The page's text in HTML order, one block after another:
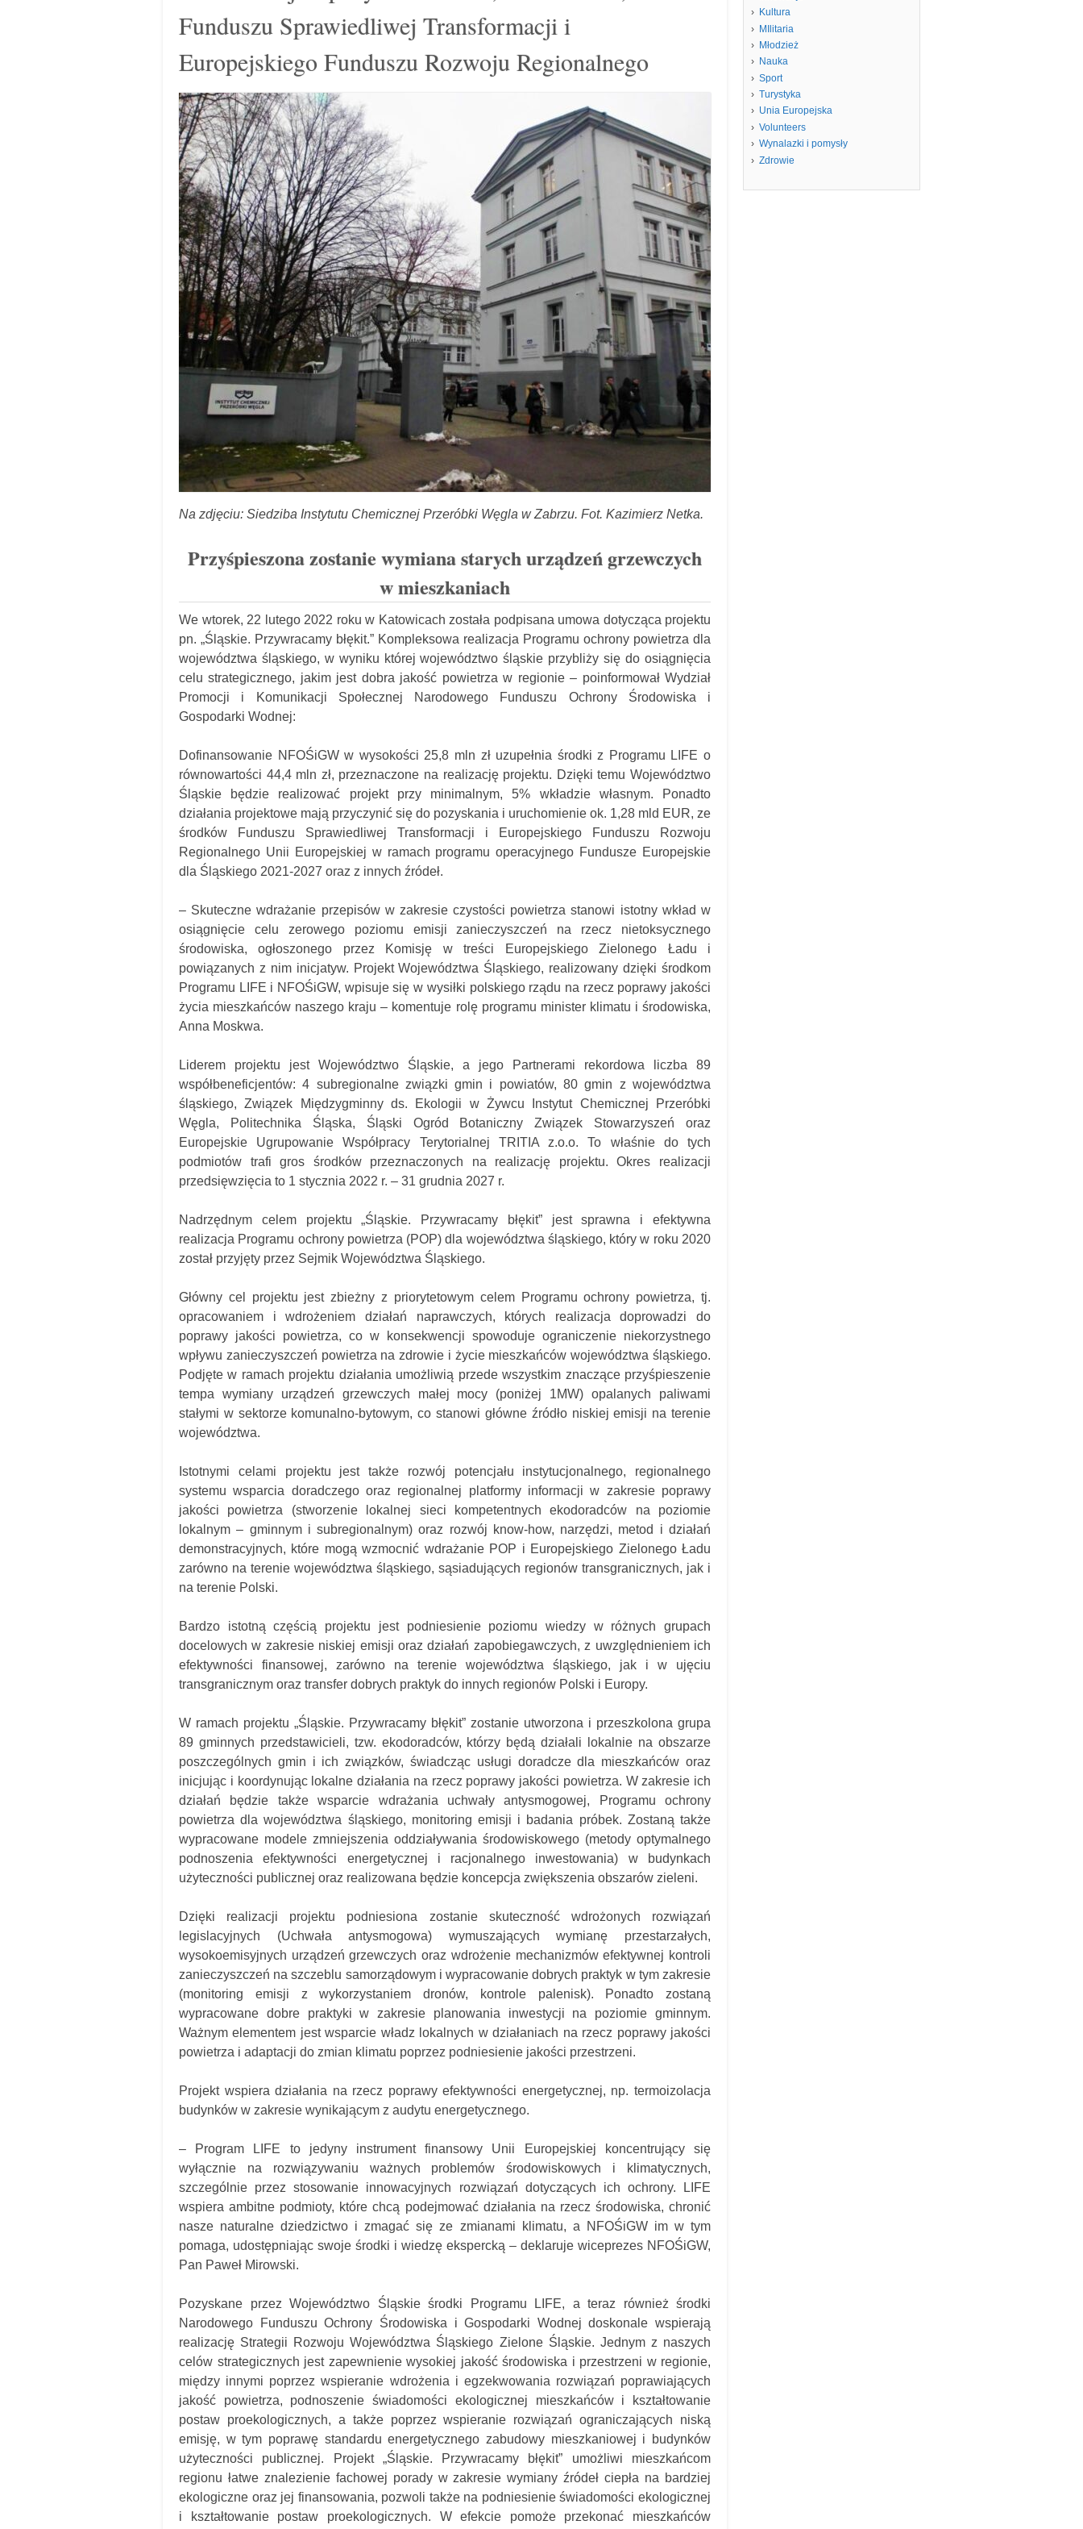
Funduszu Sprawiedliwej Transformacji i
Europejskiego Funduszu Rozwoju Regionalnego
Na zdjęciu: Siedziba Instytutu Chemicznej Przeróbki Węgla w Zabrzu. Fot. Kazimierz Netka.
Przyśpieszona zostanie wymiana starych urządzeń grzewczych
w mieszkaniach
We wtorek, 22 lutego 2022 roku w Katowicach została podpisana umowa dotycząca projektu
pn. „Śląskie. Przywracamy błękit.” Kompleksowa realizacja Programu ochrony powietrza dla
województwa śląskiego, w wyniku której województwo śląskie przybliży się do osiągnięcia
celu strategicznego, jakim jest dobra jakość powietrza w regionie – poinformował Wydział
Promocji i Komunikacji Społecznej Narodowego Funduszu Ochrony Środowiska i
Gospodarki Wodnej:
Dofinansowanie NFOŚiGW w wysokości 25,8 mln zł uzupełnia środki z Programu LIFE o
równowartości 44,4 mln zł, przeznaczone na realizację projektu. Dzięki temu Województwo
Śląskie będzie realizować projekt przy minimalnym, 5% wkładzie własnym. Ponadto
działania projektowe mają przyczynić się do pozyskania i uruchomienie ok. 1,28 mld EUR, ze
środków Funduszu Sprawiedliwej Transformacji i Europejskiego Funduszu Rozwoju
Regionalnego Unii Europejskiej w ramach programu operacyjnego Fundusze Europejskie
dla Śląskiego 2021-2027 oraz z innych źródeł.
– Skuteczne wdrażanie przepisów w zakresie czystości powietrza stanowi istotny wkład w
osiągnięcie celu zerowego poziomu emisji zanieczyszczeń na rzecz nietoksycznego
środowiska, ogłoszonego przez Komisję w treści Europejskiego Zielonego Ładu i
powiązanych z nim inicjatyw. Projekt Województwa Śląskiego, realizowany dzięki środkom
Programu LIFE i NFOŚiGW, wpisuje się w wysiłki polskiego rządu na rzecz poprawy jakości
życia mieszkańców naszego kraju – komentuje rolę programu minister klimatu i środowiska,
Anna Moskwa.
Liderem projektu jest Województwo Śląskie, a jego Partnerami rekordowa liczba 89
współbeneficjentów: 4 subregionalne związki gmin i powiatów, 80 gmin z województwa
śląskiego, Związek Międzygminny ds. Ekologii w Żywcu Instytut Chemicznej Przeróbki
Węgla, Politechnika Śląska, Śląski Ogród Botaniczny Związek Stowarzyszeń oraz
Europejskie Ugrupowanie Współpracy Terytorialnej TRITIA z.o.o. To właśnie do tych
podmiotów trafi gros środków przeznaczonych na realizację projektu. Okres realizacji
przedsięwzięcia to 1 stycznia 2022 r. – 31 grudnia 2027 r.
Nadrzędnym celem projektu „Śląskie. Przywracamy błękit” jest sprawna i efektywna
realizacja Programu ochrony powietrza (POP) dla województwa śląskiego, który w roku 2020
został przyjęty przez Sejmik Województwa Śląskiego.
Główny cel projektu jest zbieżny z priorytetowym celem Programu ochrony powietrza, tj.
opracowaniem i wdrożeniem działań naprawczych, których realizacja doprowadzi do
poprawy jakości powietrza, co w konsekwencji spowoduje ograniczenie niekorzystnego
wpływu zanieczyszczeń powietrza na zdrowie i życie mieszkańców województwa śląskiego.
Podjęte w ramach projektu działania umożliwią przede wszystkim znaczące przyśpieszenie
tempa wymiany urządzeń grzewczych małej mocy (poniżej 1MW) opalanych paliwami
stałymi w sektorze komunalno-bytowym, co stanowi główne źródło niskiej emisji na terenie
województwa.
Istotnymi celami projektu jest także rozwój potencjału instytucjonalnego, regionalnego
systemu wsparcia doradczego oraz regionalnej platformy informacji w zakresie poprawy
jakości powietrza (stworzenie lokalnej sieci kompetentnych ekodoradców na poziomie
lokalnym – gminnym i subregionalnym) oraz rozwój know-how, narzędzi, metod i działań
demonstracyjnych, które mogą wzmocnić wdrażanie POP i Europejskiego Zielonego Ładu
zarówno na terenie województwa śląskiego, sąsiadujących regionów transgranicznych, jak i
na terenie Polski.
Bardzo istotną częścią projektu jest podniesienie poziomu wiedzy w różnych grupach
docelowych w zakresie niskiej emisji oraz działań zapobiegawczych, z uwzględnieniem ich
efektywności finansowej, zarówno na terenie województwa śląskiego, jak i w ujęciu
transgranicznym oraz transfer dobrych praktyk do innych regionów Polski i Europy.
W ramach projektu „Śląskie. Przywracamy błękit” zostanie utworzona i przeszkolona grupa
89 gminnych przedstawicieli, tzw. ekodoradców, którzy będą działali lokalnie na obszarze
poszczególnych gmin i ich związków, świadcząc usługi doradcze dla mieszkańców oraz
inicjując i koordynując lokalne działania na rzecz poprawy jakości powietrza. W zakresie ich
działań będzie także wsparcie wdrażania uchwały antysmogowej, Programu ochrony
powietrza dla województwa śląskiego, monitoring emisji i badania próbek. Zostaną także
wypracowane modele zmniejszenia oddziaływania środowiskowego (metody optymalnego
podnoszenia efektywności energetycznej i racjonalnego inwestowania) w budynkach
użyteczności publicznej oraz realizowana będzie koncepcja zwiększenia obszarów zieleni.
Dzięki realizacji projektu podniesiona zostanie skuteczność wdrożonych rozwiązań
legislacyjnych (Uchwała antysmogowa) wymuszających wymianę przestarzałych,
wysokoemisyjnych urządzeń grzewczych oraz wdrożenie mechanizmów efektywnej kontroli
zanieczyszczeń na szczeblu samorządowym i wypracowanie dobrych praktyk w tym zakresie
(monitoring emisji z wykorzystaniem dronów, kontrole palenisk). Ponadto zostaną
wypracowane dobre praktyki w zakresie planowania inwestycji na poziomie gminnym.
Ważnym elementem jest wsparcie władz lokalnych w działaniach na rzecz poprawy jakości
powietrza i adaptacji do zmian klimatu poprzez podniesienie jakości przestrzeni.
Projekt wspiera działania na rzecz poprawy efektywności energetycznej, np. termoizolacja
budynków w zakresie wynikającym z audytu energetycznego.
–
Program LIFE to jedyny instrument finansowy Unii Europejskiej koncentrujący się
wyłącznie na rozwiązywaniu ważnych problemów środowiskowych i klimatycznych,
szczególnie przez stosowanie innowacyjnych rozwiązań dotyczących ich ochrony. LIFE
wspiera ambitne podmioty, które chcą podejmować działania na rzecz środowiska, chronić
nasze naturalne dziedzictwo i zmagać się ze zmianami klimatu, a NFOŚiGW im w tym
pomaga, udostępniając swoje środki i wiedzę ekspercką – deklaruje wiceprezes NFOŚiGW,
Pan Paweł Mirowski.
Pozyskane przez Województwo Śląskie środki Programu LIFE, a teraz również środki
Narodowego Funduszu Ochrony Środowiska i Gospodarki Wodnej doskonale wspierają
realizację Strategii Rozwoju Województwa Śląskiego Zielone Śląskie. Jednym z naszych
celów strategicznych jest zapewnienie wysokiej jakość środowiska i przestrzeni w regionie,
między innymi poprzez wspieranie wdrożenia i egzekwowania rozwiązań poprawiających
jakość powietrza, podnoszenie świadomości ekologicznej mieszkańców i kształtowanie
postaw proekologicznych, a także poprzez wspieranie rozwiązań ograniczających niską
emisję, w tym poprawę standardu energetycznego zabudowy mieszkaniowej i budynków
użyteczności publicznej. Projekt „Śląskie. Przywracamy błękit” umożliwi mieszkańcom
regionu łatwe znalezienie fachowej porady w zakresie wymiany źródeł ciepła na bardziej
ekologiczne oraz jej finansowania, pozwoli także na podniesienie świadomości ekologicznej
i kształtowanie postaw proekologicznych. W efekcie pomoże przekonać mieszkańców
Kultura
MIlitaria
Młodzież
Nauka
Sport
Turystyka
Unia Europejska
Volunteers
Wynalazki i pomysły
Zdrowie